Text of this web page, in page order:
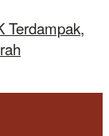
Terdampak,